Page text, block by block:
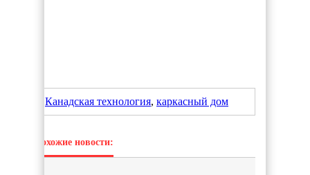
Канадская технология, каркасный дом
Похожие новости: